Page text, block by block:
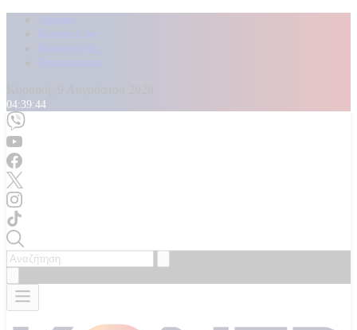
Αρχική
Kontra Live
Καταγγελίες
Επικοινωνία
04:39:47